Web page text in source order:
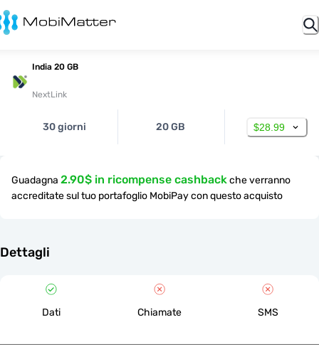
India 20 GB
NextLink
30 giorni 20 GB $28.99
Guadagna 2.90$ in ricompense cashbackche verranno
accreditate sul tuo portafoglio MobiPay con questo acquisto
Dettagli
Dati Chiamate SMS